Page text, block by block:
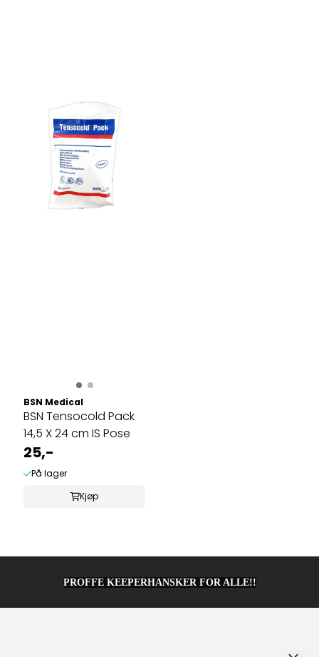
BSN Medical
BSN Tensocold Pack
14,5 X 24 cm IS Pose
25,-
På lager
Kjøp
PROFFE KEEPERHANSKER FOR ALLE!!